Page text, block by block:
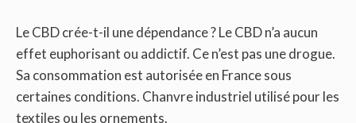
Le CBD crée-t-il une dépendance ? Le CBD n’a aucun
effet euphorisant ou addictif. Ce n’est pas une drogue.
Sa consommation est autorisée en France sous
certaines conditions. Chanvre industriel utilisé pour les
textiles ou les ornements.